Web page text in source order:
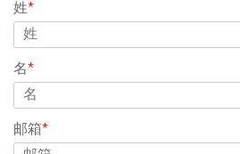
姓*
名*
邮箱*